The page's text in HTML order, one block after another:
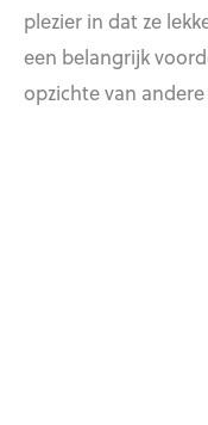
plezier in dat ze
een belangrijk
opzichte van